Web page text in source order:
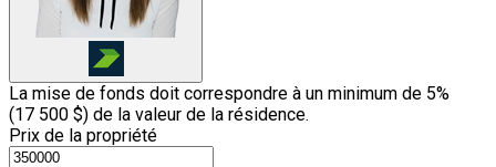
La mise de fonds doit correspondre à un minimum de 5%
(17 500 $) de la valeur de la résidence.
Prix de la propriété